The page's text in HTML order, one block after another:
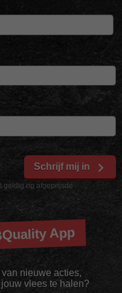
geldig op afgeprijsde
Schrijf mij in
App
nieuwe acties,
vlees te halen?